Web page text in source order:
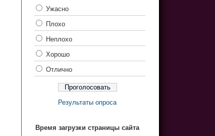
Ужасно
Плохо
Неплохо
Хорошо
Отлично
Результаты опроса
Время загрузки страницы сайта